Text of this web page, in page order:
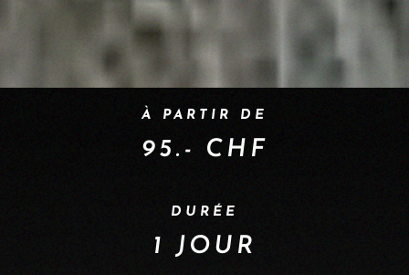
À PARTIR DE
95.- CHF
DURÉE
1 JOUR